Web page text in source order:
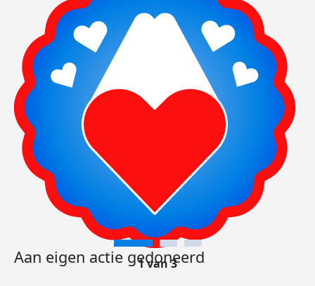
Aan eigen actie gedoneerd
1 van 3